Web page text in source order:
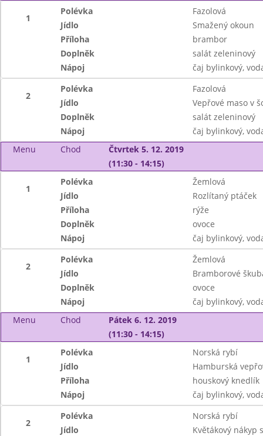
1
Polévka
Fazolová
Jídlo
Smažený okoun
Příloha
brambor
Doplněk
salát zeleninový
Nápoj
čaj bylinkový,
2
Polévka
Fazolová
Jídlo
Vepřové maso v
Doplněk
salát zeleninový
Nápoj
čaj bylinkový,
Menu
Chod
Čtvrtek 5. 12. 2019
(11:30 - 14:15)
1
Polévka
Žemlová
Jídlo
Rozlítaný ptáček
Příloha
rýže
Doplněk
ovoce
Nápoj
čaj bylinkový,
2
Polévka
Žemlová
Jídlo
Bramborové
Doplněk
ovoce
Nápoj
čaj bylinkový,
Menu
Chod
Pátek 6. 12. 2019
(11:30 - 14:15)
1
Polévka
Norská rybí
Jídlo
Hamburská
Příloha
houskový knedlík
Nápoj
čaj bylinkový,
2
Polévka
Norská rybí
Jídlo
Květákový nákyp